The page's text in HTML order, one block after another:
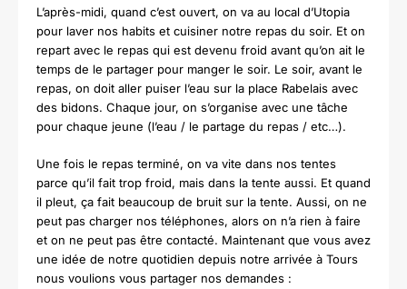
L’après-midi, quand c’est ouvert, on va au local d’Utopia
pour laver nos habits et cuisiner notre repas du soir. Et on
repart avec le repas qui est devenu froid avant qu’on ait le
temps de le partager pour manger le soir. Le soir, avant le
repas, on doit aller puiser l’eau sur la place Rabelais avec
des bidons. Chaque jour, on s’organise avec une tâche
pour chaque jeune (l’eau / le partage du repas / etc…).
Une fois le repas terminé, on va vite dans nos tentes
parce qu’il fait trop froid, mais dans la tente aussi. Et quand
il pleut, ça fait beaucoup de bruit sur la tente. Aussi, on ne
peut pas charger nos téléphones, alors on n’a rien à faire
et on ne peut pas être contacté. Maintenant que vous avez
une idée de notre quotidien depuis notre arrivée à Tours
nous voulions vous partager nos demandes :